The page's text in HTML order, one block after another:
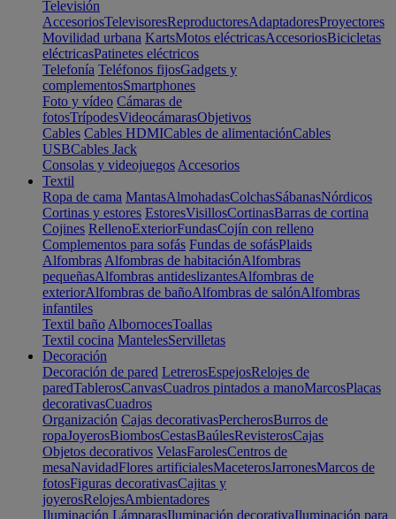
Televisión
AccesoriosTelevisoresReproductoresAdaptadoresProyectores
Movilidad urbana KartsMotos eléctricasAccesoriosBicicletas
eléctricasPatinetes eléctricos
Telefonía Teléfonos fijosGadgets y
complementosSmartphones
Foto y vídeo Cámaras de
fotosTrípodesVideocámarasObjetivos
Cables Cables HDMICables de alimentaciónCables
USBCables Jack
Consolas y videojuegos Accesorios
Textil
Ropa de cama MantasAlmohadasColchasSábanasNórdicos
Cortinas y estores EstoresVisillosCortinasBarras de cortina
Cojines RellenoExteriorFundasCojín con relleno
Complementos para sofás Fundas de sofásPlaids
Alfombras Alfombras de habitaciónAlfombras
pequeñasAlfombras antideslizantesAlfombras de
exteriorAlfombras de bañoAlfombras de salónAlfombras
infantiles
Textil baño AlbornocesToallas
Textil cocina MantelesServilletas
Decoración
Decoración de pared LetrerosEspejosRelojes de
paredTablerosCanvasCuadros pintados a manoMarcosPlacas
decorativasCuadros
Organización Cajas decorativasPercherosBurros de
ropaJoyerosBiombosCestasBaúlesRevisterosCajas
Objetos decorativos VelasFarolesCentros de
mesaNavidadFlores artificialesMaceterosJarronesMarcos de
fotosFiguras decorativasCajitas y
joyerosRelojesAmbientadores
Iluminación LámparasIluminación decorativaIluminación para